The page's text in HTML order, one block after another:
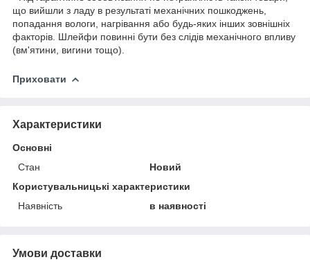
що вийшли з ладу в результаті механічних пошкоджень,
попадання вологи, нагрівання або будь-яких інших зовнішніх
факторів. Шлейфи повинні бути без слідів механічного впливу
(вм'ятини, вигини тощо).
Приховати
Характеристики
Основні
Стан
Новий
Користувальницькі характеристики
Наявність
в наявності
Умови доставки